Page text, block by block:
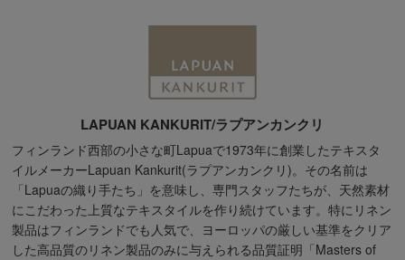
LAPUAN KANKURIT/ラプアンカンクリ
フィンランド西部の小さな町Lapuaで1973年に創業したテキスタ
イルメーカーLapuan Kankurit(ラプアンカンクリ)。その名前は
「Lapuaの織り手たち」を意味し、専門スタッフたちが、天然素材
にこだわった上質なテキスタイルを作り続けています。特にリネン
製品はフィンランドでも人気で、ヨーロッパの厳しい基準をクリア
した高品質のリネン製品のみに与えられる品質証明「Masters of